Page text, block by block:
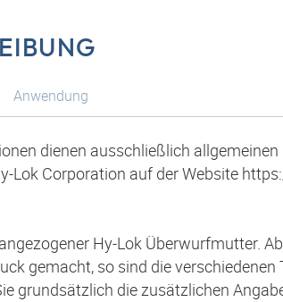
dienen ausschließlich
Lok Corporation auf der Website
Hy-Lok Überwurfmutter.
gemacht, so sind die
grundsätzlich die zusätzlichen
Anwendung